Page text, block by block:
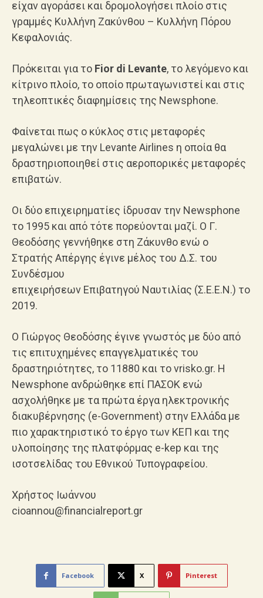
είχαν αγοράσει και δρομολογήσει πλοίο στις
γραμμές Κυλλήνη Ζακύνθου – Κυλλήνη Πόρου
Κεφαλονιάς.
Πρόκειται για το Fior di Levante, το λεγόμενο και
κίτρινο πλοίο, το οποίο πρωταγωνιστεί και στις
τηλεοπτικές διαφημίσεις της Newsphone.
Φαίνεται πως ο κύκλος στις μεταφορές
μεγαλώνει με την Levante Airlines η οποία θα
δραστηριοποιηθεί στις αεροπορικές μεταφορές
επιβατών.
Οι δύο επιχειρηματίες ίδρυσαν την Newsphone
το 1995 και από τότε πορεύονται μαζί. Ο Γ.
Θεοδόσης γεννήθηκε στη Ζάκυνθο ενώ ο
Στρατής Απέργης έγινε μέλος του Δ.Σ. του
Συνδέσμου
επιχειρήσεων Επιβατηγού Ναυτιλίας (Σ.Ε.Ε.Ν.) το
2019.
Ο Γιώργος Θεοδόσης έγινε γνωστός με δύο από
τις επιτυχημένες επαγγελματικές του
δραστηριότητες, το 11880 και το vrisko.gr. Η
Newsphone ανδρώθηκε επί ΠΑΣΟΚ ενώ
ασχολήθηκε με τα πρώτα έργα ηλεκτρονικής
διακυβέρνησης (e-Government) στην Ελλάδα με
πιο χαρακτηριστικό το έργο των ΚΕΠ και της
υλοποίησης της πλατφόρμας e-kep και της
ισοτσελίδας του Εθνικού Τυπογραφείου.
Χρήστος Ιωάννου
cioannou@financialreport.gr
Facebook X Pinterest